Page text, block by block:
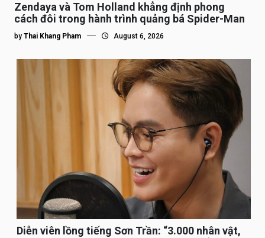
Zendaya và Tom Holland khẳng định phong
cách đôi trong hành trình quảng bá Spider-Man
by Thai Khang Pham August 6, 2026
Diễn viên lồng tiếng Sơn Trần: “3.000 nhân vật,